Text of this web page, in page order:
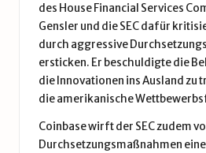
des House Financial Services
Gensler und die SEC dafür
durch aggressive
ersticken. Er beschuldigte die
die Innovationen ins Ausland zu
die amerikanische
Coinbase wirft der SEC zudem
Durchsetzungsmaßnahmen